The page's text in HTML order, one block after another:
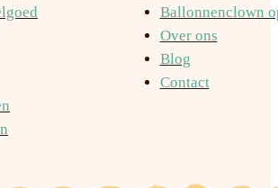
Ballonnenclown
Over ons
Blog
Contact